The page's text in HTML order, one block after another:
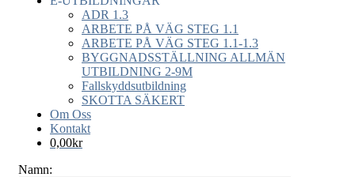
ADR 1.3
ARBETE PÅ VÄG STEG 1.1
ARBETE PÅ VÄG STEG 1.1-1.3
BYGGNADSSTÄLLNING ALLMÄN
UTBILDNING 2-9M
Fallskyddsutbildning
SKOTTA SÄKERT
Om Oss
Kontakt
0,00kr
Namn: